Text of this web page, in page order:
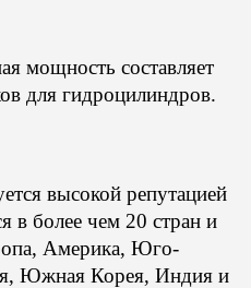
мощность составляет
для гидроцилиндров.
высокой репутацией
в более чем 20 стран и
Америка, Юго-
Южная Корея, Индия и